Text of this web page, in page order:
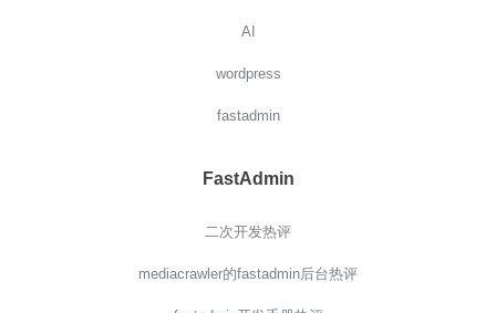
AI
wordpress
fastadmin
FastAdmin
二次开发热评
mediacrawler的fastadmin后台热评